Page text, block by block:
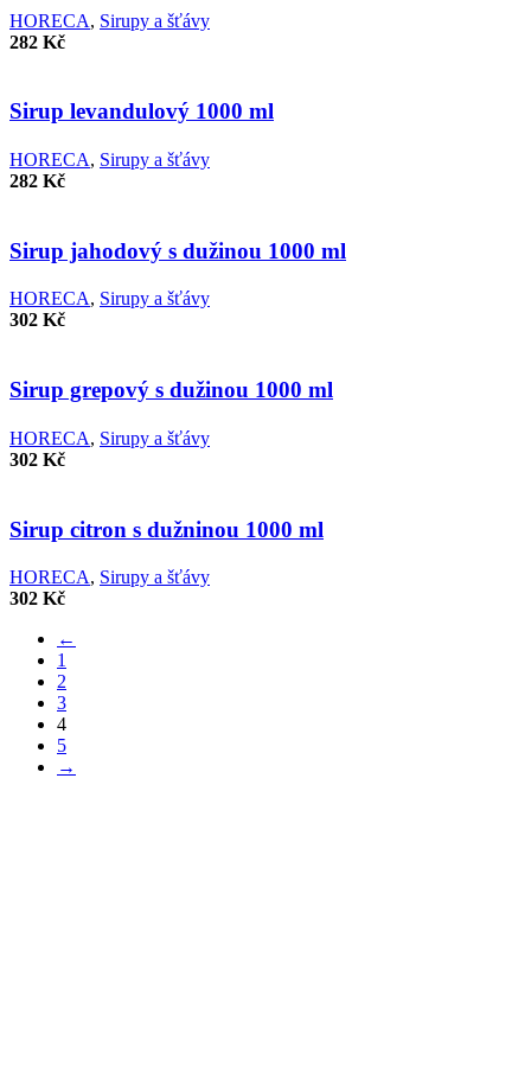
HORECA, Sirupy a šťávy
282 Kč
Rychlý náhled
Přidat k oblíbeným
Sirup levandulový 1000 ml
HORECA, Sirupy a šťávy
282 Kč
Rychlý náhled
Přidat k oblíbeným
Sirup jahodový s dužinou 1000 ml
HORECA, Sirupy a šťávy
302 Kč
Rychlý náhled
Přidat k oblíbeným
Sirup grepový s dužinou 1000 ml
HORECA, Sirupy a šťávy
302 Kč
Rychlý náhled
Přidat k oblíbeným
Sirup citron s dužninou 1000 ml
HORECA, Sirupy a šťávy
302 Kč
←
1
2
3
4
5
→